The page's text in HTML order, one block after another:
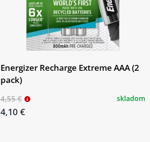
Energizer Recharge Extreme AAA (2
pack)
4,55 €
4,10 €
skladom